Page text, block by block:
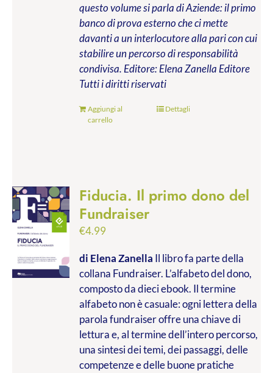
questo volume si parla di Aziende: il primo
banco di prova esterno che ci mette
davanti a un interlocutore alla pari con cui
stabilire un percorso di responsabilità
condivisa. Editore: Elena Zanella Editore
Tutti i diritti riservati
Aggiungi al
carrello
Dettagli
Fiducia. Il primo dono del
Fundraiser
€4.99
di Elena Zanella Il libro fa parte della
collana Fundraiser. L’alfabeto del dono,
composto da dieci ebook. Il termine
alfabeto non è casuale: ogni lettera della
parola fundraiser offre una chiave di
lettura e, al termine dell’intero percorso,
una sintesi dei temi, dei passaggi, delle
competenze e delle buone pratiche